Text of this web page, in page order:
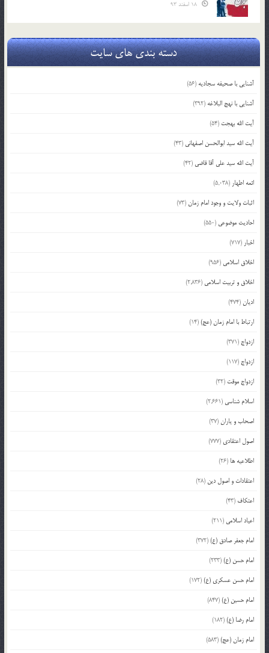
دسته بندی های سایت
آشنایی با صحیفه سجادیه (56)
آشنایی با نهج البلاغه (392)
آیت الله بهجت (54)
آیت الله سید ابوالحسن اصفهانی (43)
آیت الله سید علی آقا قاضی (42)
ائمه اطهار (5,038)
اثبات ولایت و وجود امام زمان(73)
احادیث موضوعی (550)
اخبار (717)
اخلاق اسلامی (956)
اخلاق و تربیت اسلامی (2,836)
ادیان(474)
ارتباط با امام زمان (عج)(14)
ازدواج (371)
ازدواج (117)
ازدواج موقت (32)
اسلام شناسی (2,661)
اصحاب و یاران(37)
اصول اعتقادی (777)
اطلاعیه ها (26)
اعتقادات و اصول دین (28)
اعتکاف (43)
اعیاد اسلامی (211)
امام جعفر صادق (ع)(372)
امام حسن (ع)(233)
امام حسن عسکری (ع)(172)
امام حسین (ع)(847)
امام رضا (ع)(182)
امام زمان (عج)(583)